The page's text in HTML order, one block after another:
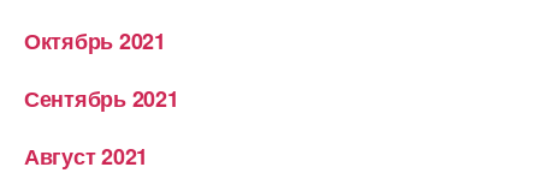
Октябрь 2021
Сентябрь 2021
Август 2021